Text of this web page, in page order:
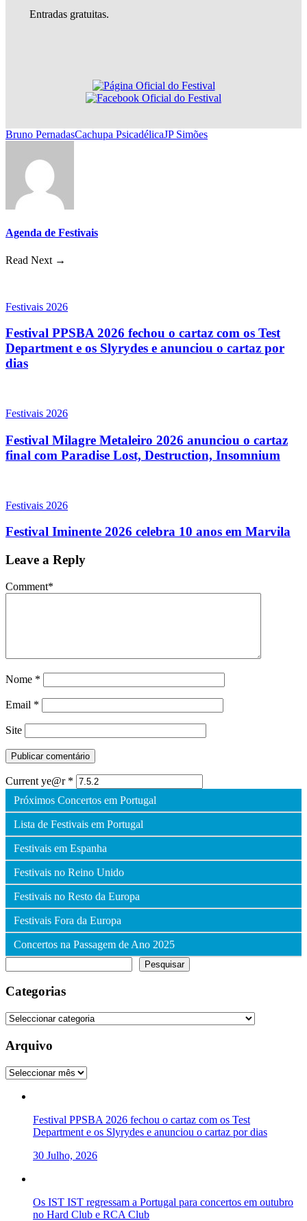
Entradas gratuitas.
Bruno PernadasCachupa PsicadélicaJP Simões
Agenda de Festivais
Read Next →
Festivais 2026
Festival PPSBA 2026 fechou o cartaz com os Test
Department e os Slyrydes e anunciou o cartaz por
dias
Festivais 2026
Festival Milagre Metaleiro 2026 anunciou o cartaz
final com Paradise Lost, Destruction, Insomnium
Festivais 2026
Festival Iminente 2026 celebra 10 anos em Marvila
Leave a Reply
Comment*
Nome *
Email *
Site
Current ye@r *
Próximos Concertos em Portugal
Lista de Festivais em Portugal
Festivais em Espanha
Festivais no Reino Unido
Festivais no Resto da Europa
Festivais Fora da Europa
Concertos na Passagem de Ano 2025
Pesquisar
Categorias
Categorias
Arquivo
Arquivo
Festival PPSBA 2026 fechou o cartaz com os Test
Department e os Slyrydes e anunciou o cartaz por dias
30 Julho, 2026
Os IST IST regressam a Portugal para concertos em outubro
no Hard Club e RCA Club